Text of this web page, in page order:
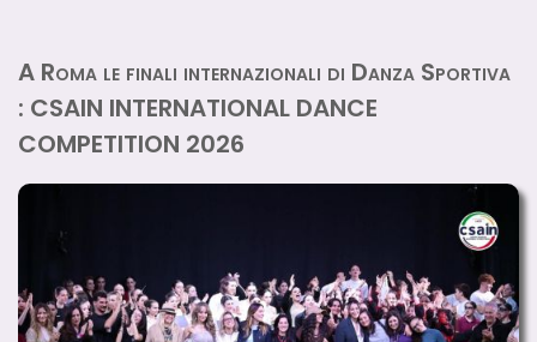
A Roma le finali internazionali di Danza Sportiva
: CSAIN INTERNATIONAL DANCE
COMPETITION 2026